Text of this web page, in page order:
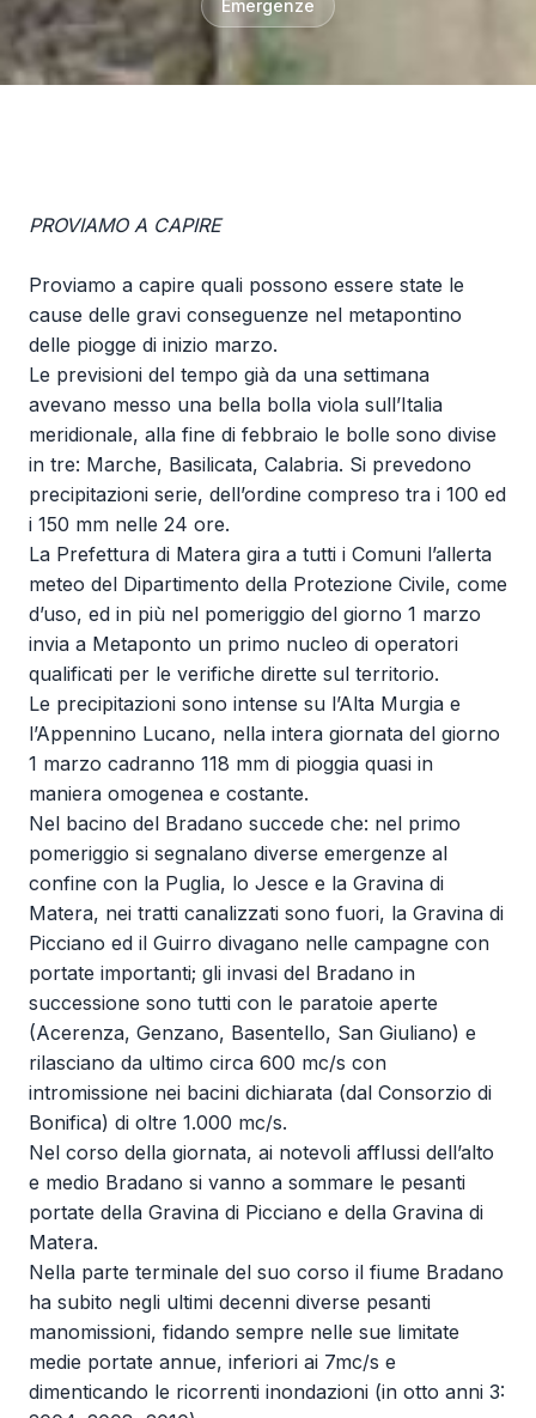
Emergenze
PROVIAMO A CAPIRE
Proviamo a capire quali possono essere state le
cause delle gravi conseguenze nel metapontino
delle piogge di inizio marzo.
Le previsioni del tempo già da una settimana
avevano messo una bella bolla viola sull’Italia
meridionale, alla fine di febbraio le bolle sono divise
in tre: Marche, Basilicata, Calabria. Si prevedono
precipitazioni serie, dell’ordine compreso tra i 100 ed
i 150 mm nelle 24 ore.
La Prefettura di Matera gira a tutti i Comuni l’allerta
meteo del Dipartimento della Protezione Civile, come
d’uso, ed in più nel pomeriggio del giorno 1 marzo
invia a Metaponto un primo nucleo di operatori
qualificati per le verifiche dirette sul territorio.
Le precipitazioni sono intense su l’Alta Murgia e
l’Appennino Lucano, nella intera giornata del giorno
1 marzo cadranno 118 mm di pioggia quasi in
maniera omogenea e costante.
Nel bacino del Bradano succede che: nel primo
pomeriggio si segnalano diverse emergenze al
confine con la Puglia, lo Jesce e la Gravina di
Matera, nei tratti canalizzati sono fuori, la Gravina di
Picciano ed il Guirro divagano nelle campagne con
portate importanti; gli invasi del Bradano in
successione sono tutti con le paratoie aperte
(Acerenza, Genzano, Basentello, San Giuliano) e
rilasciano da ultimo circa 600 mc/s con
intromissione nei bacini dichiarata (dal Consorzio di
Bonifica) di oltre 1.000 mc/s.
Nel corso della giornata, ai notevoli afflussi dell’alto
e medio Bradano si vanno a sommare le pesanti
portate della Gravina di Picciano e della Gravina di
Matera.
Nella parte terminale del suo corso il fiume Bradano
ha subito negli ultimi decenni diverse pesanti
manomissioni, fidando sempre nelle sue limitate
medie portate annue, inferiori ai 7mc/s e
dimenticando le ricorrenti inondazioni (in otto anni 3: